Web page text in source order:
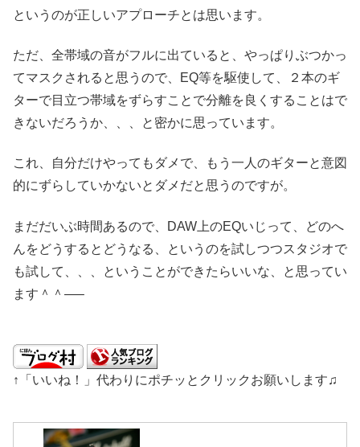
というのが正しいアプローチとは思います。
ただ、全帯域の音がフルに出ていると、やっぱりぶつかっ
てマスクされると思うので、EQ等を駆使して、２本のギ
ターで目立つ帯域をずらすことで分離を良くすることはで
きないだろうか、、、と密かに思っています。
これ、自分だけやってもダメで、もう一人のギターと意図
的にずらしていかないとダメだと思うのですが。
まだだいぶ時間あるので、DAW上のEQいじって、どのへ
んをどうするとどうなる、というのを試しつつスタジオで
も試して、、、ということができたらいいな、と思ってい
ます＾＾—–
↑「いいね！」代わりにポチッとクリックお願いします♫